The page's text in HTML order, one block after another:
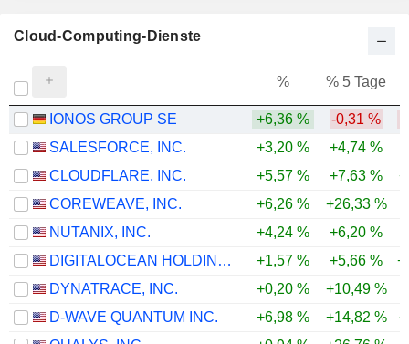
Cloud-Computing-Dienste
% % 5 Tage
IONOS GROUP SE +6,36 % -0,31 %
SALESFORCE, INC.
+3,20 % +4,74 %
CLOUDFLARE, INC.
+5,57 % +7,63 %
COREWEAVE, INC.
+6,26 % +26,33 %
NUTANIX, INC.
+4,24 % +6,20 %
DIGITALOCEAN HOLDINGS, INC.
+1,57 % +5,66 %
DYNATRACE, INC.
+0,20 % +10,49 %
D-WAVE QUANTUM INC.
+6,98 % +14,82 %